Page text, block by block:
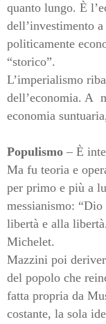
quanto lungo. È
dell’investimento
politicamente
“storico”.
L’imperialismo
dell’economia. A
economia
Populismo – È
Ma fu teoria e
per primo e più a
messianismo:
libertà e alla
Michelet.
Mazzini poi
del popolo che
fatta propria da
costante, la sola